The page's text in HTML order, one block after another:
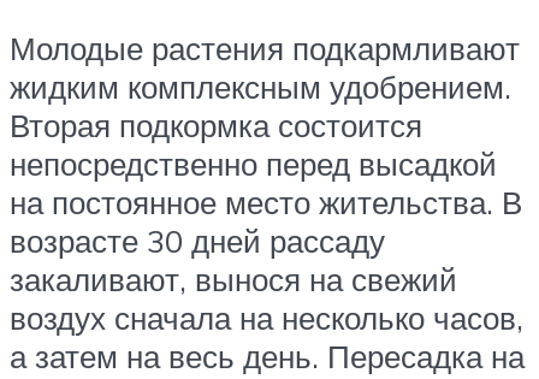
Молодые растения подкармливают
жидким комплексным удобрением.
Вторая подкормка состоится
непосредственно перед высадкой
на постоянное место жительства. В
возрасте 30 дней рассаду
закаливают, вынося на свежий
воздух сначала на несколько часов,
а затем на весь день. Пересадка на